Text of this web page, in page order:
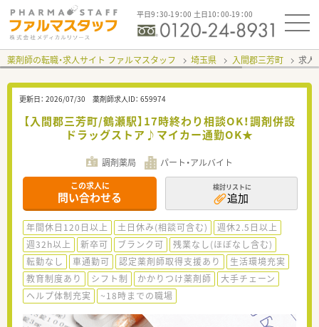
平日9：30-19：00 土日10：00-19：00
薬剤師の転職・求人サイト ファルマスタッフ 埼玉県 入間郡三芳町 求人
更新日： 2026/07/30 薬剤師求人ID： 659974
【入間郡三芳町/鶴瀬駅】17時終わり相談OK！調剤併設
ドラッグストア♪マイカー通勤OK★
調剤薬局 パート・アルバイト
この求人に
問い合わせる
検討リストに
追加
年間休日120日以上 土日休み(相談可含む)
週休2.5日以上
週32h以上
新卒可 ブランク可
残業なし(ほぼなし含む)
転勤なし
車通勤可 認定薬剤師取得支援あり
生活環境充実
教育制度あり
シフト制 かかりつけ薬剤師
大手チェーン
ヘルプ体制充実
~18時までの職場